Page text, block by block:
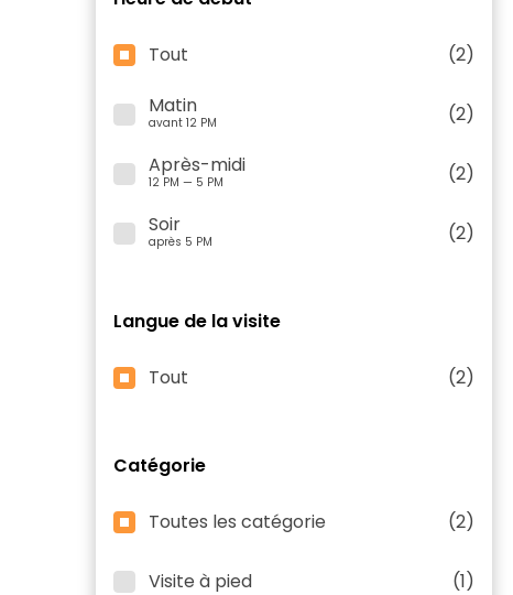
Tout
(2)
Matin
avant 12 PM
(2)
Après-midi
12 PM — 5 PM
(2)
Soir
après 5 PM (2)
Langue de la visite
Tout (2)
Catégorie
Toutes les catégorie (2)
Visite à pied (1)